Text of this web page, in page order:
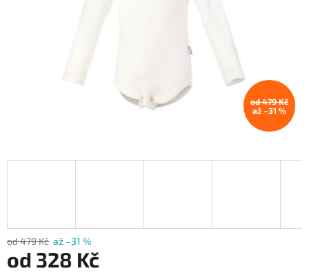
od 479 Kč
až –31 %
od 479 Kč až –31 %
od 328 Kč